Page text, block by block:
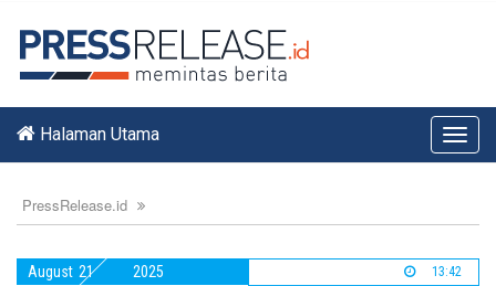
Halaman Utama
PressRelease.id
August 21 2025 13:42